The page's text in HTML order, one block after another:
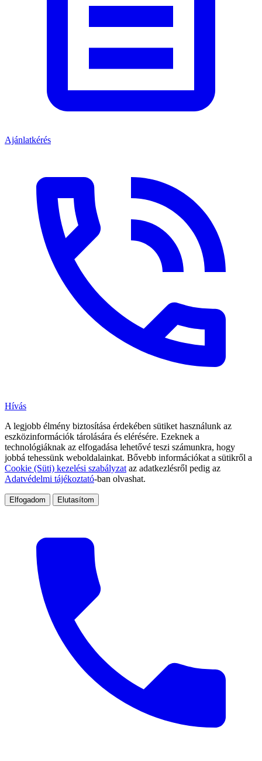
Ajánlatkérés
Hívás
A legjobb élmény biztosítása érdekében sütiket használunk az
eszközinformációk tárolására és elérésére. Ezeknek a
technológiáknak az elfogadása lehetővé teszi számunkra, hogy
jobbá tehessünk weboldalainkat. Bővebb információkat a sütikről a
Cookie (Süti) kezelési szabályzat az adatkezlésről pedig az
Adatvédelmi tájékoztató-ban olvashat.
Elfogadom Elutasítom